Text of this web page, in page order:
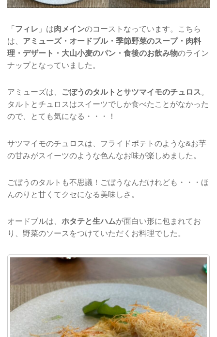
「 フィレ 」は肉メインのコーストなっています。こちら
は、 アミューズ・オードブル・季節野菜のスープ・肉料
理・デザート・大山小麦のパン・食後のお飲み物のライン
ナップとなっていました。
アミューズは、 ごぼうのタルトとサツマイモのチュロス。
タルトとチュロスはスイーツでしか食べたことがなかった
ので、とても気になる・・・！
サツマイモのチュロスは、フライドポテトのような&お芋
の甘みがスイーツのような色んなお味が楽しめました。
ごぼうのタルトも不思議！ごぼうなんだけれども・・・ほ
んのりと甘くてクセになる美味しさ。
オードブルは、 ホタテと生ハムが面白い形に包まれてお
り、野菜のソースをつけていただくお料理でした。